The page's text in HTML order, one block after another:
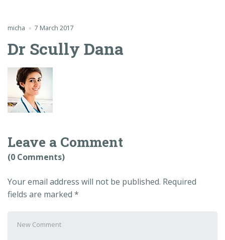
micha 7 March 2017
Dr Scully Dana
Leave a Comment
(0 Comments)
Your email address will not be published. Required
fields are marked *
comment*